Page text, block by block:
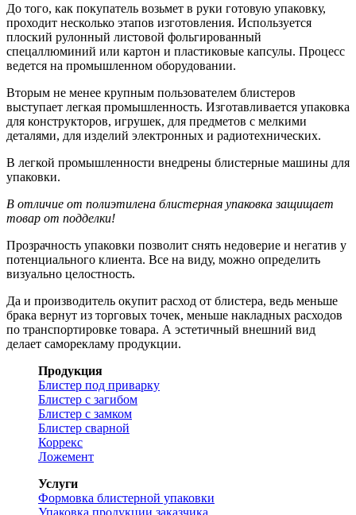
До того, как покупатель возьмет в руки готовую упаковку,
проходит несколько этапов изготовления. Используется
плоский рулонный листовой фольгированный
спецаллюминий или картон и пластиковые капсулы. Процесс
ведется на промышленном оборудовании.
Вторым не менее крупным пользователем блистеров
выступает легкая промышленность. Изготавливается упаковка
для конструкторов, игрушек, для предметов с мелкими
деталями, для изделий электронных и радиотехнических.
В легкой промышленности внедрены блистерные машины для
упаковки.
В отличие от полиэтилена блистерная упаковка защищает
товар от подделки!
Прозрачность упаковки позволит снять недоверие и негатив у
потенциального клиента. Все на виду, можно определить
визуально целостность.
Да и производитель окупит расход от блистера, ведь меньше
брака вернут из торговых точек, меньше накладных расходов
по транспортировке товара. А эстетичный внешний вид
делает саморекламу продукции.
Продукция
Блистер под приварку
Блистер с загибом
Блистер с замком
Блистер сварной
Коррекс
Ложемент
Услуги
Формовка блистерной упаковки
Упаковка продукции заказчика